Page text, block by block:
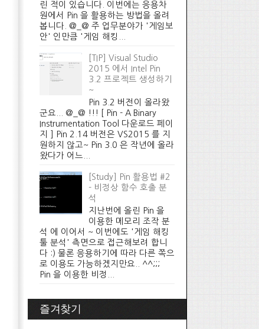
린 적이 있습니다. 이번에는 응용차
원에서 Pin 을 활용하는 방법을 올려
봅니다. @_@ 주 업무분야가 '게임보
안' 인만큼 '게임 해킹...
[TIP] Visual Studio
2015 에서 Intel Pin
3.2 프로젝트 생성하기
~
Pin 3.2 버전이 올라왔
군요... @_@ !!! [ Pin - A Binary
Instrumentation Tool 다운로드 페이
지 ] Pin 2.14 버전은 VS2015 를 지
원하지 않고~ Pin 3.0 은 작년에 올라
왔다가 어느...
[Study] Pin 활용법 #2
- 비정상 함수 호출 분
석
지난번에 올린 Pin 을
이용한 메모리 조작 분
석 에 이어서 ~ 이번에도 '게임 해킹
툴 분석' 측면으로 접근해보려 합니
다 :) 물론 응용하기에 따라 다른 쪽으
로 이용도 가능하겠지만요.. ^^;;;
Pin 을 이용한 비정...
즐겨찾기